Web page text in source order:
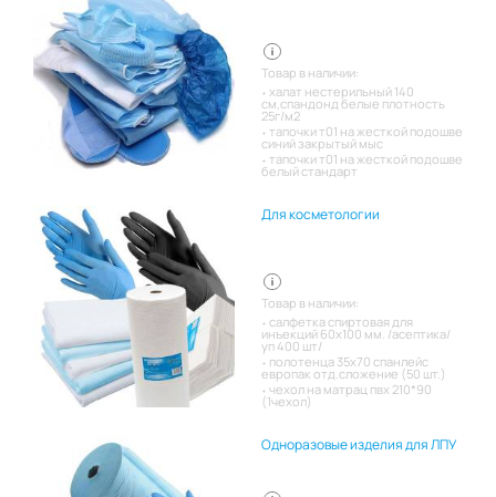
Товар в наличии:
халат нестерильный 140
см,спандонд белые плотность
25г/м2
тапочки т01 на жесткой подошве
синий закрытый мыс
тапочки т01 на жесткой подошве
белый стандарт
Для косметологии
Товар в наличии:
салфетка спиртовая для
инъекций 60х100 мм. /асептика/
уп 400 шт/
полотенца 35х70 спанлейс
европак отд.сложение (50 шт.)
чехол на матрац пвх 210*90
(1чехол)
Одноразовые изделия для ЛПУ